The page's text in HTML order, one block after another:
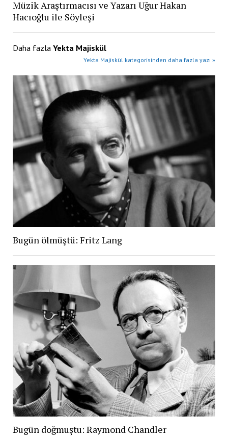
Müzik Araştırmacısı ve Yazarı Uğur Hakan
Hacıoğlu ile Söyleşi
Daha fazla Yekta Majiskül
Yekta Majiskül kategorisinden daha fazla yazı »
Bugün ölmüştü: Fritz Lang
Bugün doğmuştu: Raymond Chandler